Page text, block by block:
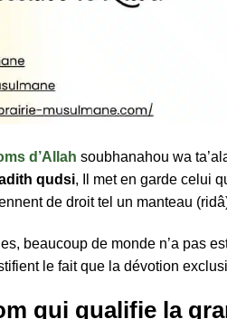
d’Allah soubhanahou wa
qudsi, Il met en garde celui
de droit tel un manteau
beaucoup de monde n’a pas
le fait que la dévotion
qui qualifie la